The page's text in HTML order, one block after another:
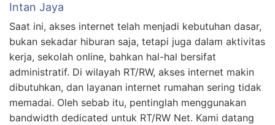
Intan Jaya
Saat ini, akses internet telah menjadi kebutuhan dasar,
bukan sekadar hiburan saja, tetapi juga dalam aktivitas
kerja, sekolah online, bahkan hal-hal bersifat
administratif. Di wilayah RT/RW, akses internet makin
dibutuhkan, dan layanan internet rumahan sering tidak
memadai. Oleh sebab itu, pentinglah menggunakan
bandwidth dedicated untuk RT/RW Net. Kami datang